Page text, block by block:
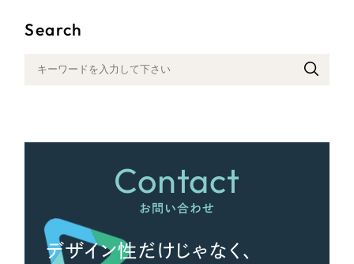
Search
Contact
お問い合わせ
デザイン性だけじゃなく、